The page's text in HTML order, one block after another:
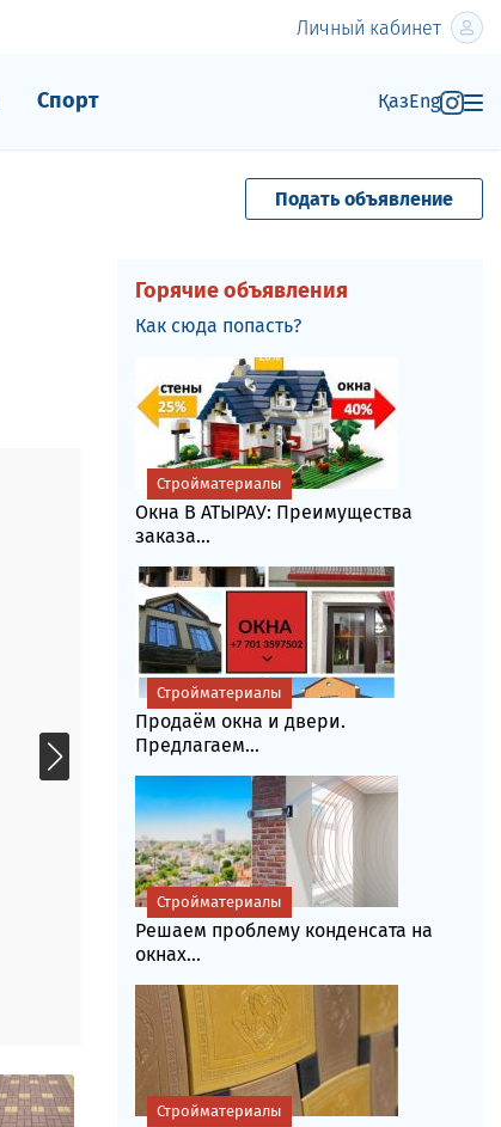
Личный кабинет
Спорт ҚазEng
Подать объявление
Горячие объявления
Как сюда попасть?
Окна В АТЫРАУ: Преимущества
заказа...
Стройматериалы
Продаём окна и двери.
Предлагаем...
Стройматериалы
Решаем проблему конденсата на
окнах...
Стройматериалы
Стройматериалы